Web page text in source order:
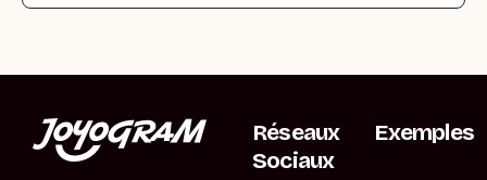
Réseaux
Sociaux
Exemples